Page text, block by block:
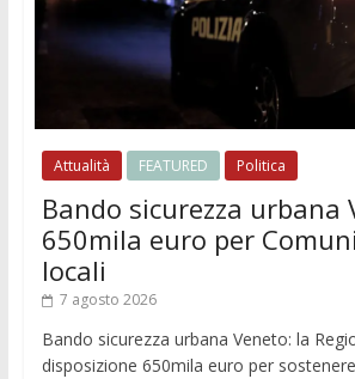
Attualità FEATURED Politica
Bando sicurezza urbana
650mila euro per
locali
7 agosto 2026
Bando sicurezza urbana Veneto: la
disposizione 650mila euro per